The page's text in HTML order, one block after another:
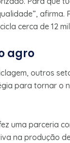
cerca de 12
agro
outros
para tornar o
uma parceria
na produção